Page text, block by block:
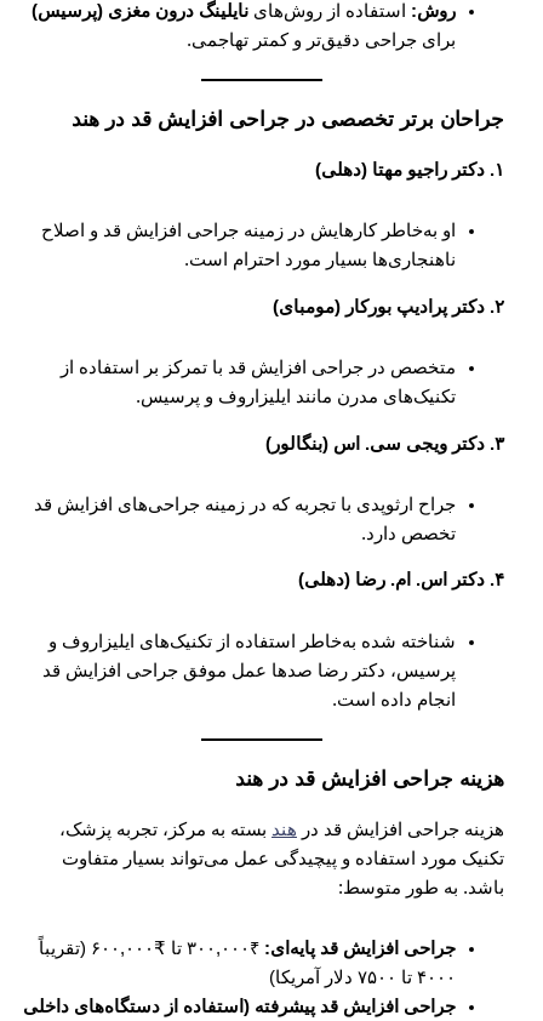
روش:استفاده از روش‌هاینایلینگ درون مغزی (پرسیس)
برای جراحی دقیق‌تر و کمتر تهاجمی.
جراحان برتر تخصصی در جراحی افزایش قد در هند
او به‌خاطر کارهایش در زمینه جراحی افزایش قد و اصلاح
ناهنجاری‌ها بسیار مورد احترام است.
متخصص در جراحی افزایش قد با تمرکز بر استفاده از
تکنیک‌های مدرن مانند ایلیزاروف و پرسیس.
۳. دکتر ویجی سی. اس (بنگالور)
جراح ارثوپدی با تجربه که در زمینه جراحی‌های افزایش قد
تخصص دارد.
شناخته شده به‌خاطر استفاده از تکنیک‌های ایلیزاروف و
پرسیس، دکتر رضا صدها عمل موفق جراحی افزایش قد
انجام داده است.
هزینه جراحی افزایش قد در هند
هزینه جراحی افزایش قد در هندبسته به مرکز، تجربه پزشک،
تکنیک مورد استفاده و پیچیدگی عمل می‌تواند بسیار متفاوت
باشد. به طور متوسط:
جراحی افزایش قد پایه‌ای:
₹۳۰۰,۰۰۰ تا ₹۶۰۰,۰۰۰ (تقریباً
۴۰۰۰ تا ۷۵۰۰ دلار آمریکا)
جراحی افزایش قد پیشرفته (استفاده از دستگاه‌های داخلی